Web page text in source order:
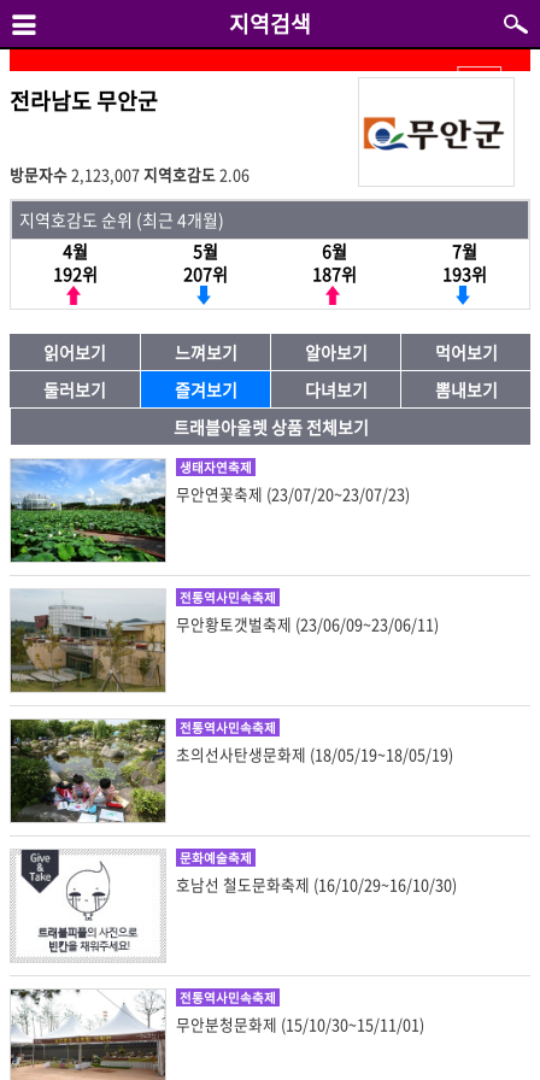
지역검색
전라남도 무안군
방문자수2,123,007지역호감도 2.06
지역호감도 순위 (최근 4개월)
4월
192위
5월
207위
6월
187위
7월
193위
읽어보기 느껴보기 알아보기
먹어보기
둘러보기
즐겨보기 다녀보기
뽐내보기
트래블아울렛 상품 전체보기
생태자연축제
무안연꽃축제 (23/07/20~23/07/23)
전통역사민속축제
무안황토갯벌축제 (23/06/09~23/06/11)
전통역사민속축제
초의선사탄생문화제 (18/05/19~18/05/19)
문화예술축제
호남선 철도문화축제 (16/10/29~16/10/30)
전통역사민속축제
무안분청문화제 (15/10/30~15/11/01)